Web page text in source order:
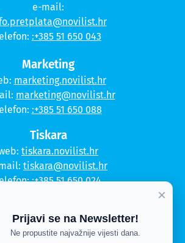
e-mail:
:+385 51 650 043
Marketing
marketing.novilist.hr
marketing@novilist.hr
:+385 51 650 088
Tiskara
tiskara.novilist.hr
tiskara@novilist.hr
:+385 51 650 024
Kontakt
×
Prijavi se na Newsletter!
Ne propustite najvažnije vijesti dana.